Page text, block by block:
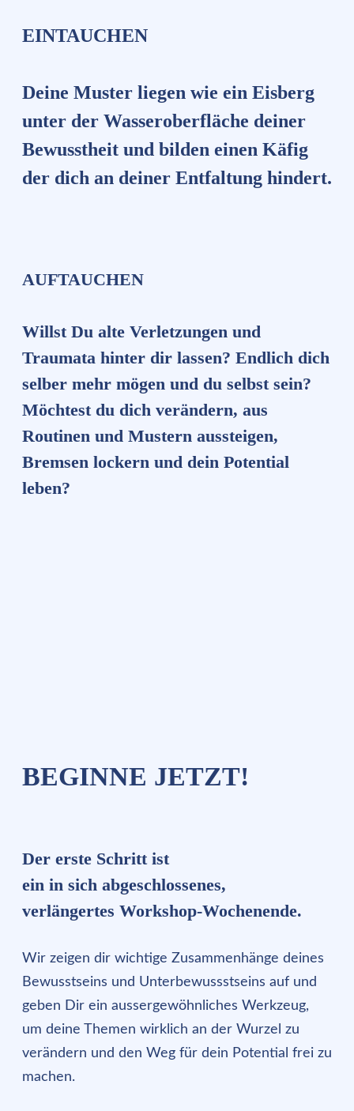
EINTAUCHEN
Deine Muster liegen wie ein Eisberg
unter der Wasseroberfläche deiner
Bewusstheit und bilden einen Käfig
der dich an deiner Entfaltung hindert.
AUFTAUCHEN
Willst Du alte Verletzungen und
Traumata hinter dir lassen? Endlich dich
selber mehr mögen und du selbst sein?
Möchtest du dich verändern, aus
Routinen und Mustern aussteigen,
Bremsen lockern und dein Potential
leben?
BEGINNE JETZT!
Der erste Schritt ist
ein in sich abgeschlossenes,
verlängertes Workshop-Wochenende.
Wir zeigen dir wichtige Zusammenhänge deines
Bewusstseins und Unterbewussstseins auf und
geben Dir ein aussergewöhnliches Werkzeug,
um deine Themen wirklich an der Wurzel zu
verändern und den Weg für dein Potential frei zu
machen.